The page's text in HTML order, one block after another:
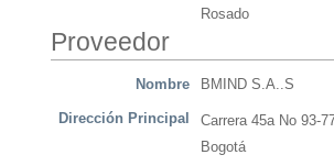
Rosado
Proveedor
Nombre BMIND S.A..S
Dirección Principal
Carrera 45a No 93-
Bogotá